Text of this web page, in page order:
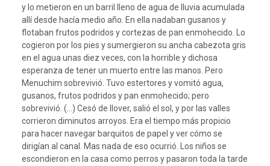
y lo metieron en un barril lleno de agua de lluvia acumulada
allí desde hacía medio año. En ella nadaban gusanos y
flotaban frutos podridos y cortezas de pan enmohecido. Lo
cogieron por los pies y sumergieron su ancha cabezota gris
en el agua unas diez veces, con la horrible y dichosa
esperanza de tener un muerto entre las manos. Pero
Menuchim sobrevivió. Tuvo estertores y vomitó agua,
gusanos, frutos podridos y pan enmohecido; pero
sobrevivió. (…) Cesó de llover, salió el sol, y por las valles
corrieron diminutos arroyos. Era el tiempo más propicio
para hacer navegar barquitos de papel y ver cómo se
dirigían al canal. Mas nada de eso ocurrió. Los niños se
escondieron en la casa como perros y pasaron toda la tarde